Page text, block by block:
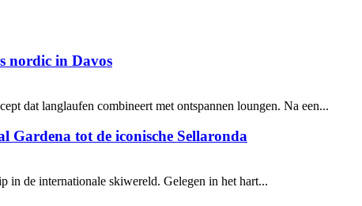
nordic in Davos
dat langlaufen combineert met ontspannen loungen. Na een...
Gardena tot de iconische Sellaronda
in de internationale skiwereld. Gelegen in het hart...